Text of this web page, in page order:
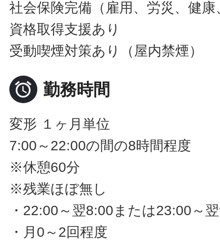
社会保険完備（雇用、労災、健康
資格取得支援あり
受動喫煙対策あり（屋内禁煙）
 勤務時間
変形 １ヶ月単位
7:00～22:00の間の8時間程度
※休憩60分
※残業ほぼ無し
・22:00～翌8:00または23:00～
・月0～2回程度